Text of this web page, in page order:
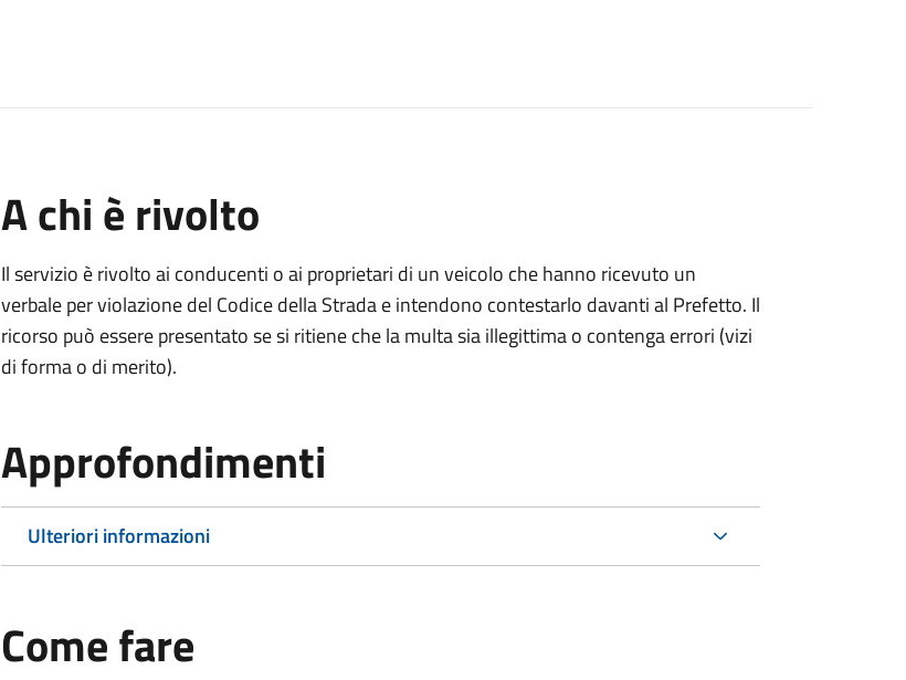
A chi è rivolto
Il servizio è rivolto ai conducenti o ai proprietari di un veicolo che hanno ricevuto un
verbale per violazione del Codice della Strada e intendono contestarlo davanti al Prefetto. Il
ricorso può essere presentato se si ritiene che la multa sia illegittima o contenga errori (vizi
di forma o di merito).
Approfondimenti
Ulteriori informazioni
Come fare